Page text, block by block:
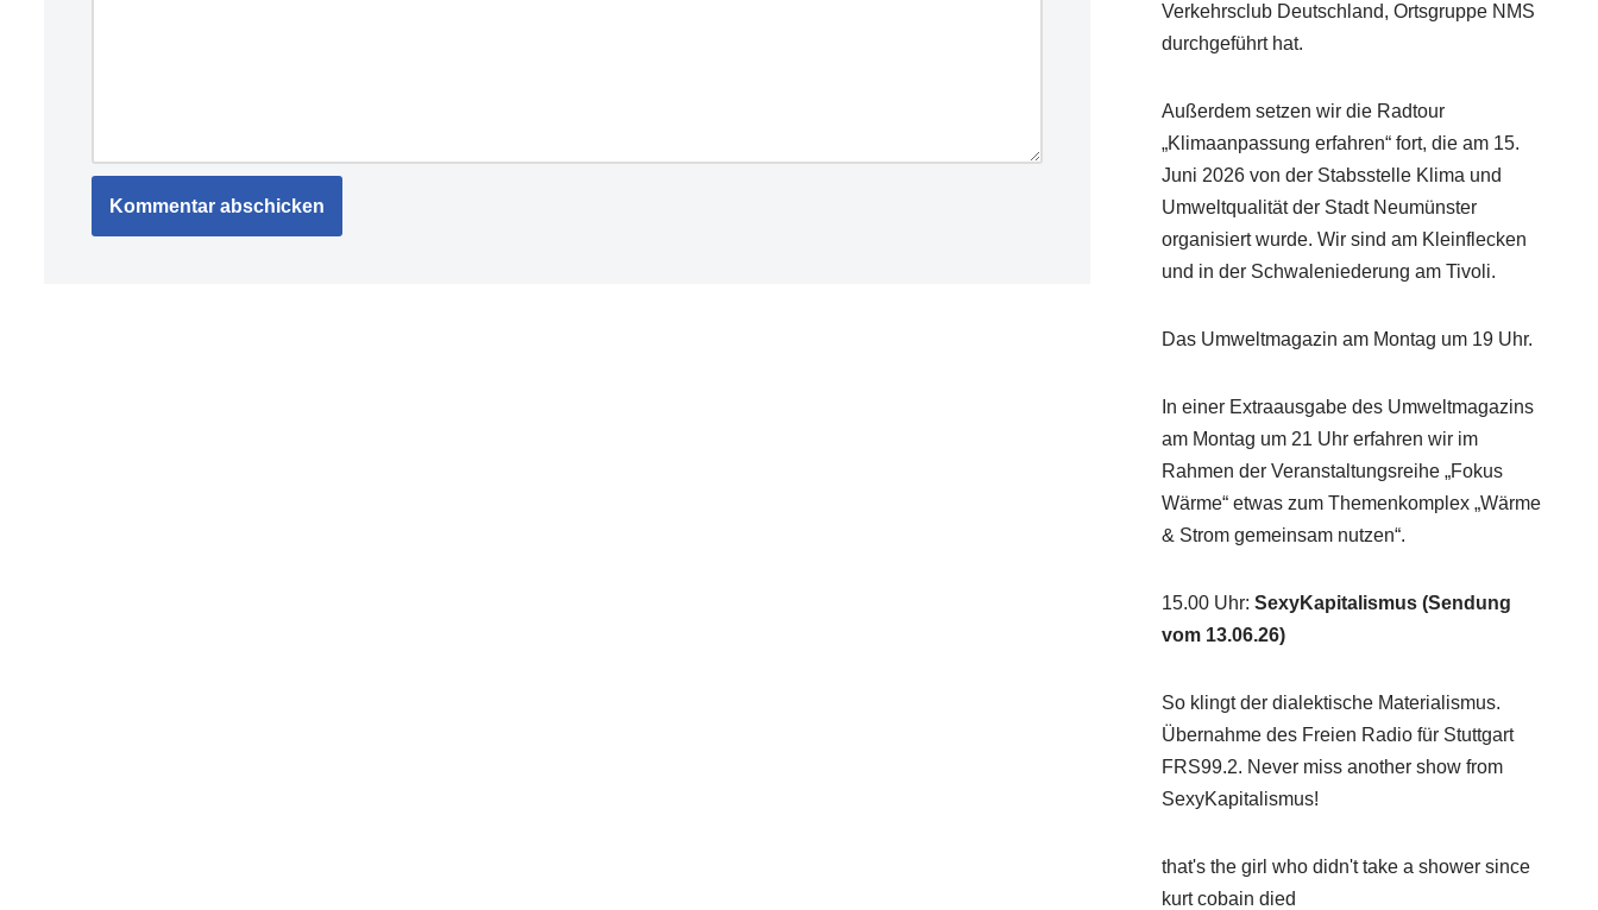
Verkehrsclub Deutschland, Ortsgruppe NMS
durchgeführt hat.
Außerdem setzen wir die Radtour
„Klimaanpassung erfahren“ fort, die am 15.
Juni 2026 von der Stabsstelle Klima und
Umweltqualität der Stadt Neumünster
organisiert wurde. Wir sind am Kleinflecken
und in der Schwaleniederung am Tivoli.
Das Umweltmagazin am Montag um 19 Uhr.
In einer Extraausgabe des Umweltmagazins
am Montag um 21 Uhr erfahren wir im
Rahmen der Veranstaltungsreihe „Fokus
Wärme“ etwas zum Themenkomplex „Wärme
& Strom gemeinsam nutzen“.
15.00 Uhr: SexyKapitalismus (Sendung
vom 13.06.26)
So klingt der dialektische Materialismus.
Übernahme des Freien Radio für Stuttgart
FRS99.2. Never miss another show from
SexyKapitalismus!
that's the girl who didn't take a shower since
kurt cobain died